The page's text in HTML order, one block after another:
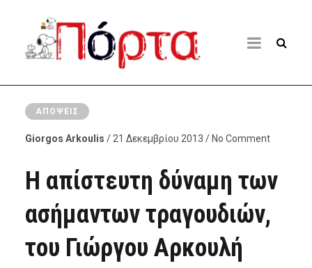
ΑΠΌΨΕΙΣ
Giorgos Arkoulis / 21 Δεκεμβρίου 2013 / No Comment
Η απίστευτη δύναμη των
ασήμαντων τραγουδιών,
του Γιώργου Αρκουλή